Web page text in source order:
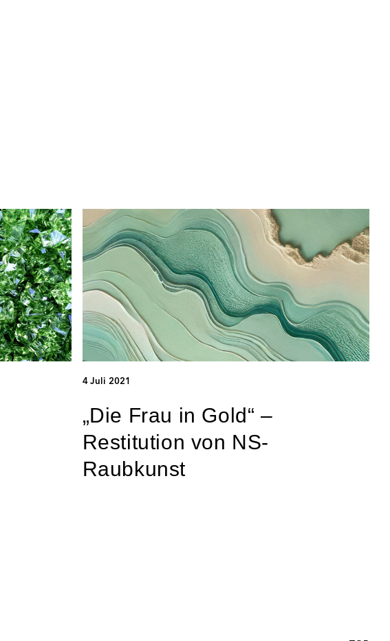
4 Juli 2021
„Die Frau in Gold“ –
Restitution von NS-
Raubkunst